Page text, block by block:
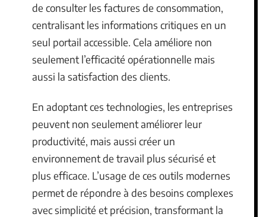
de consulter les factures de consommation,
centralisant les informations critiques en un
seul portail accessible. Cela améliore non
seulement l’efficacité opérationnelle mais
aussi la satisfaction des clients.
En adoptant ces technologies, les entreprises
peuvent non seulement améliorer leur
productivité, mais aussi créer un
environnement de travail plus sécurisé et
plus efficace. L’usage de ces outils modernes
permet de répondre à des besoins complexes
avec simplicité et précision, transformant la